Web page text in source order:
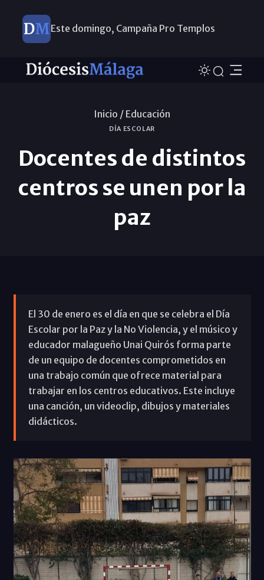
Este domingo, Campaña Pro Templos
Inicio / Educación
DÍA ESCOLAR
Docentes de distintos
centros se unen por la
paz
El 30 de enero es el día en que se celebra el Día
Escolar por la Paz y la No Violencia, y el músico y
educador malagueño Unai Quirós forma parte
de un equipo de docentes comprometidos en
una trabajo común que ofrece material para
trabajar en los centros educativos. Este incluye
una canción, un videoclip, dibujos y materiales
didácticos.